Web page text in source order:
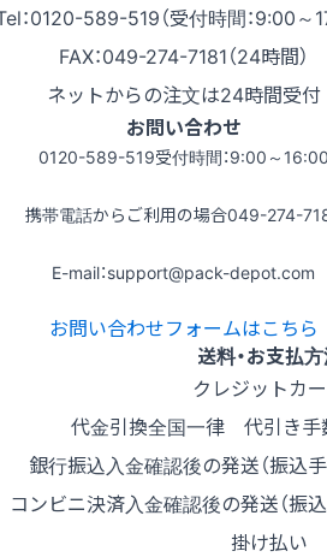
：0120-589-519（受付時間：9:00～
FAX：049-274-7181（24時間）
ネットからの注文は24時間受付
お問い合わせ
0120-589-519受付時間：9:00～16:00
携帯電話からご利用の場合049-274-
E-mail：support@pack-depot.com
お問い合わせフォームはこちら
送料・お支払
クレジットカ
代金引換全国一律 代引き手
銀行振込入金確認後の発送（振込
コンビニ決済入金確認後の発送（振
掛け払い